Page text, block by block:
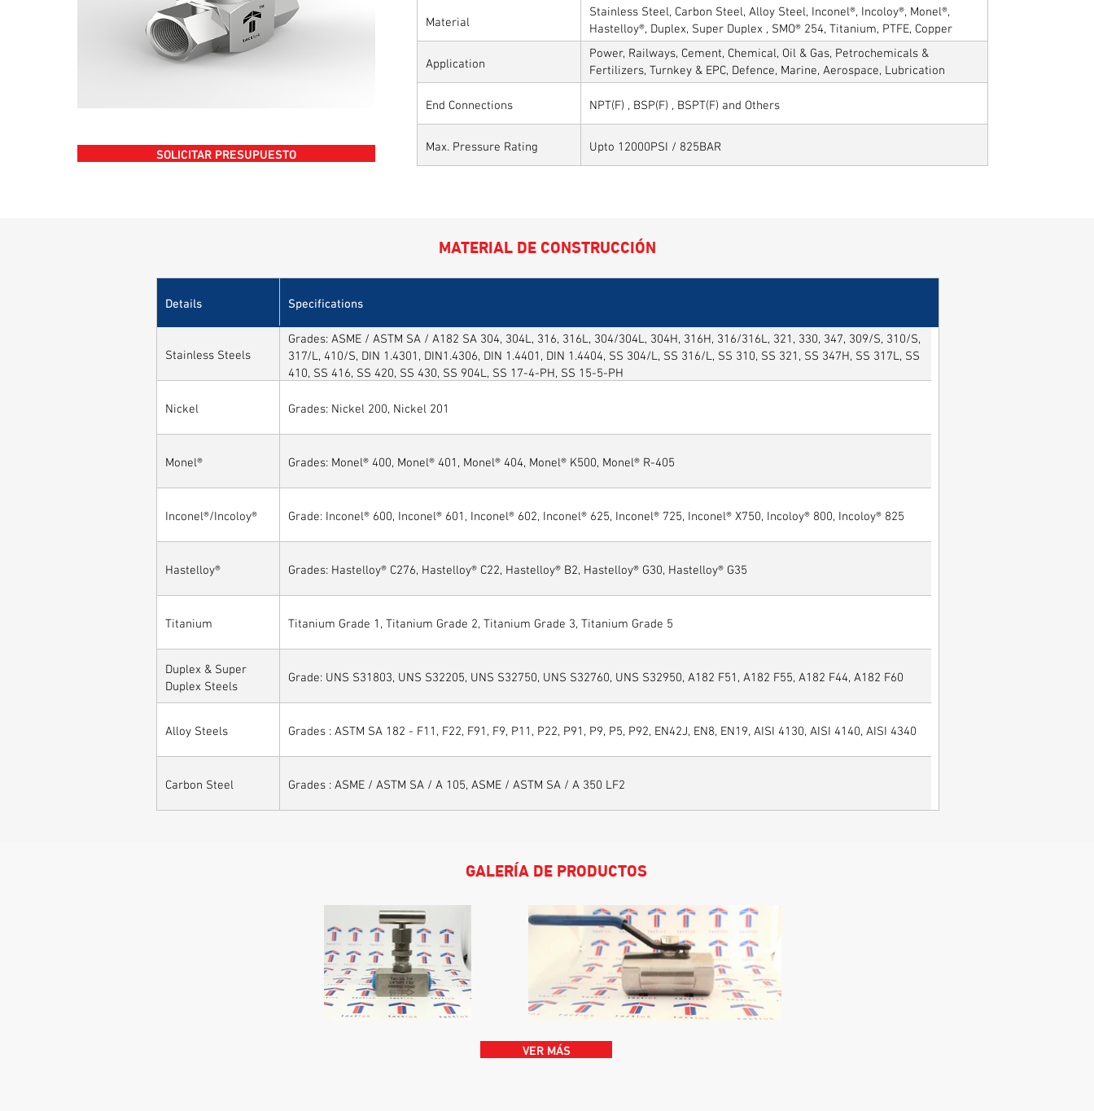
SOLICITAR PRESUPUESTO
Material
Stainless Steel, Carbon Steel, Alloy Steel, Inconel®, Incoloy®, Monel®,
Hastelloy®, Duplex, Super Duplex , SMO® 254, Titanium, PTFE, Copper
Alloys
Application
Power, Railways, Cement, Chemical, Oil & Gas, Petrochemicals &
Fertilizers, Turnkey & EPC, Defence, Marine, Aerospace, Lubrication
Sytems, Paper Mills etc.,
End Connections
NPT(F) , BSP(F) , BSPT(F) and Others
Max. Pressure Rating Upto 12000PSI / 825BAR
MATERIAL DE CONSTRUCCIÓN
Details Specifications
Stainless Steels
Grades: ASME / ASTM SA / A182 SA 304, 304L, 316, 316L, 304/304L, 304H, 316H, 316/316L, 321, 330, 347, 309/S, 310/S,
317/L, 410/S, DIN 1.4301, DIN1.4306, DIN 1.4401, DIN 1.4404, SS 304/L, SS 316/L, SS 310, SS 321, SS 347H, SS 317L, SS
410, SS 416, SS 420, SS 430, SS 904L, SS 17-4-PH, SS 15-5-PH
Nickel
Grades: Nickel 200, Nickel 201
Monel® Grades: Monel® 400, Monel® 401, Monel® 404, Monel® K500, Monel® R-405
Inconel®/Incoloy® Grade: Inconel® 600, Inconel® 601, Inconel® 602, Inconel® 625, Inconel® 725, Inconel® X750, Incoloy® 800, Incoloy® 825
Hastelloy® Grades: Hastelloy® C276, Hastelloy® C22, Hastelloy® B2, Hastelloy® G30, Hastelloy® G35
Titanium Titanium Grade 1, Titanium Grade 2, Titanium Grade 3, Titanium Grade 5
Duplex & Super
Duplex Steels
Grade: UNS S31803, UNS S32205, UNS S32750, UNS S32760, UNS S32950, A182 F51, A182 F55, A182 F44, A182 F60
Alloy Steels Grades : ASTM SA 182 - F11, F22, F91, F9, P11, P22, P91, P9, P5, P92, EN42J, EN8, EN19, AISI 4130, AISI 4140, AISI 4340
Carbon Steel Grades : ASME / ASTM SA / A 105, ASME / ASTM SA / A 350 LF2
GALERÍA DE PRODUCTOS
VER MÁS